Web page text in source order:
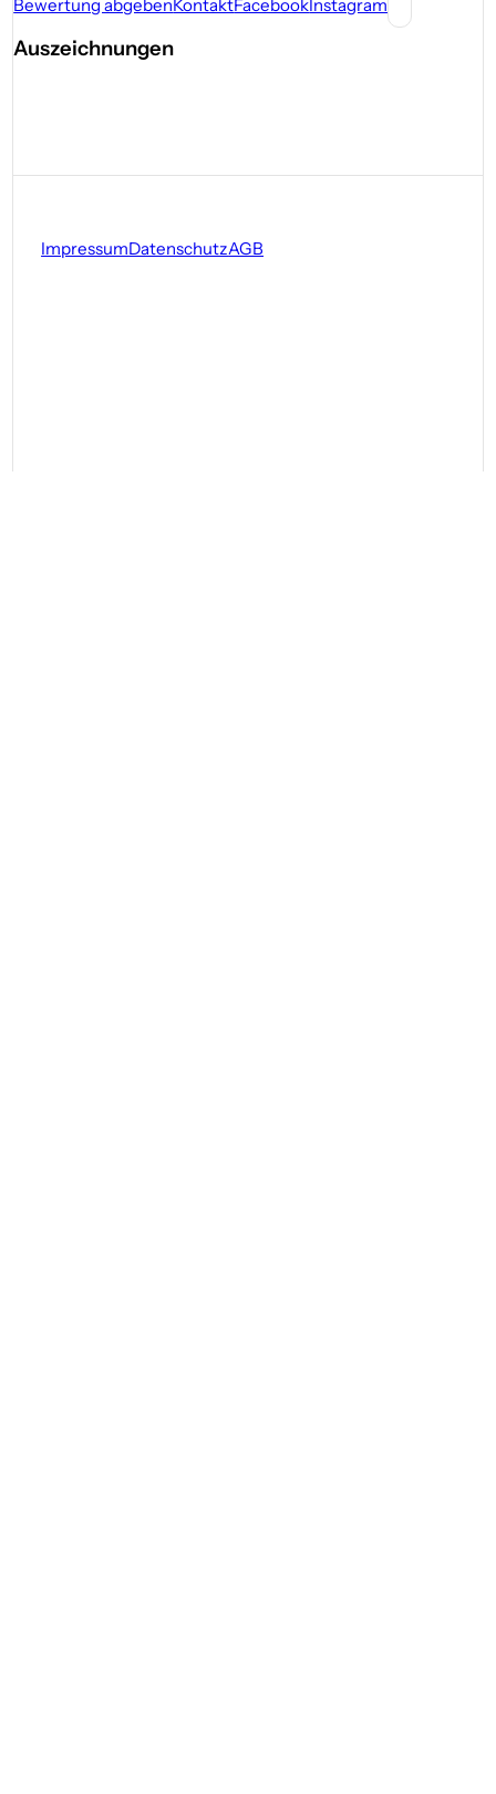
Bewertung abgebenKontaktFacebook Instagram
Auszeichnungen
ImpressumDatenschutzAGB